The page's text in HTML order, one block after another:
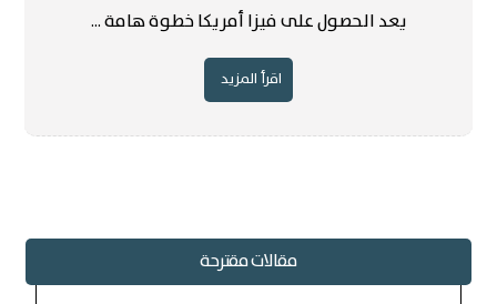
يعد الحصول على فيزا أمريكا خطوة هامة ...
اقرأ المزيد
مقالات مقترحة